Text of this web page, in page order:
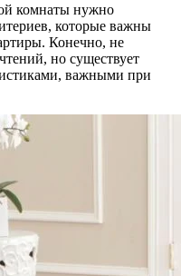
комнаты нужно
которые важны
Конечно, не
но существует
важными при